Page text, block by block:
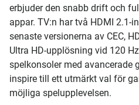
erbjuder den snabb drift och
appar. TV:n har två HDMI 2.1-
senaste versionerna av CEC,
Ultra HD-upplösning vid 120
spelkonsoler med avancerade
inspire till ett utmärkt val för
möjliga spelupplevelsen.